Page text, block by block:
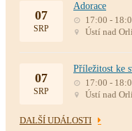
07
SRP
Adorace
17:00 -
Ústí nad
07
SRP
Příležitost ke
17:00 -
Ústí nad
DALŠÍ UDÁLOSTI